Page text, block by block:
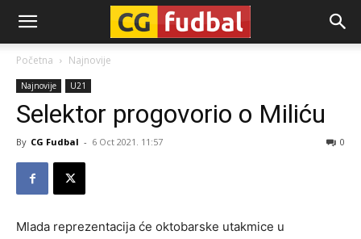
CG-
Fudbal
Početna Najnovije
Najnovije U21
Selektor progovorio o Miliću
By CG Fudbal - 6 Oct 2021. 11:57 0
Mlada reprezentacija će oktobarske utakmice u